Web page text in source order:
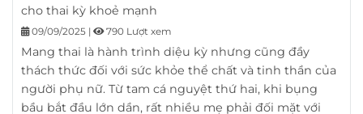
cho thai kỳ khoẻ mạnh
09/09/2025 | 790 Lượt xem
Mang thai là hành trình diệu kỳ nhưng cũng đầy
thách thức đối với sức khỏe thể chất và tinh thần của
người phụ nữ. Từ tam cá nguyệt thứ hai, khi bụng
bầu bắt đầu lớn dần, rất nhiều mẹ phải đối mặt với